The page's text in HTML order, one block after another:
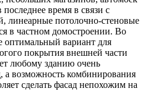
время в связи с
линеарные потолочно-стеновые
в частном домостроении. Во
оптимальный вариант для
покрытия внешней части
любому зданию очень
возможность комбинирования
сделать фасад непохожим на